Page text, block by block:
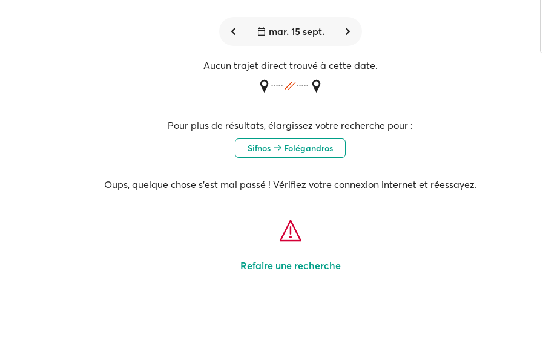
mar. 15 sept.
Aucun trajet direct trouvé à cette date.
Pour plus de résultats, élargissez votre recherche pour :
Sifnos Folégandros
Oups, quelque chose s'est mal passé ! Vérifiez votre connexion internet et réessayez.
Refaire une recherche